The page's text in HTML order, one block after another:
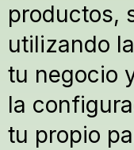
productos,
utilizando
tu negocio
la
tu propio